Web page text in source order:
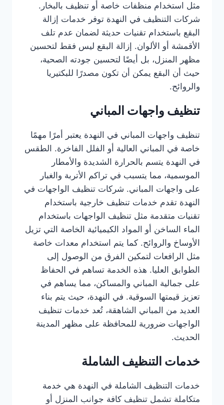
مثل استخدام منظفات خاصة أو تنظيف بالبخار.
شركات التنظيف في النهدة توفر خدمات إزالة
البقع باستخدام تقنيات حديثة لضمان عدم تلف
الأقمشة أو الألوان. إزالة البقع ليس فقط لتحسين
مظهر المنزل، بل أيضًا لتحسين جودته الصحية،
حيث أن البقع يمكن أن تكون مصدرًا للبكتيريا
والروائح.
تنظيف واجهات المباني
تنظيف واجهات المباني في النهدة يعتبر أمرًا مهمًا
خاصة في المباني العالية أو الفلل الفاخرة. الطقس
في النهدة يتسم بالحرارة الشديدة والأمطار
الموسمية، مما يتسبب في تراكم الأتربة والغبار
على واجهات المباني. شركات تنظيف الواجهات في
النهدة تقدم خدمات تنظيف خارجية باستخدام
تقنيات متقدمة مثل تنظيف الواجهات باستخدام
الماء الساخن أو المواد الكيميائية الخاصة التي تزيل
الأوساخ والروائح. كما يتم استخدام معدات خاصة
مثل الرافعات لتمكين الفرق من الوصول إلى
الطوابق العليا. هذه الخدمة تساهم في الحفاظ
على جمالية المباني والمساكن، مما يساهم في
تعزيز قيمتها السوقية. في النهدة، حيث يتم بناء
العديد من المباني الشاهقة، تُعد خدمات تنظيف
الواجهات ضرورية للمحافظة على مظهر المدينة
الحديث.
خدمات التنظيف الشاملة
خدمات التنظيف الشاملة في النهدة هي خدمة
متكاملة تشمل تنظيف كافة جوانب المنزل أو